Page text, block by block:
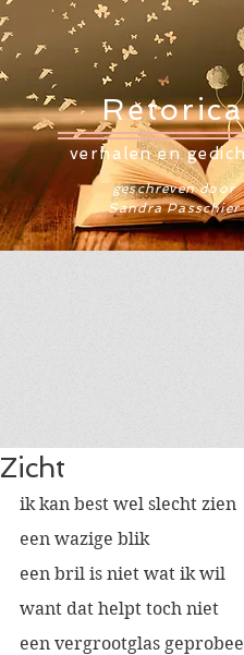
Retorica
verhalen en
geschreven door
Sandra Passchier
Zicht
ik kan best wel slecht zien
een wazige blik
een bril is niet wat ik wil
want dat helpt toch niet
een vergrootglas